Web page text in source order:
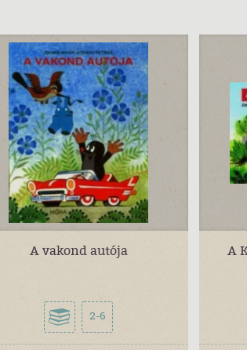
A vakond autója
2-6
A